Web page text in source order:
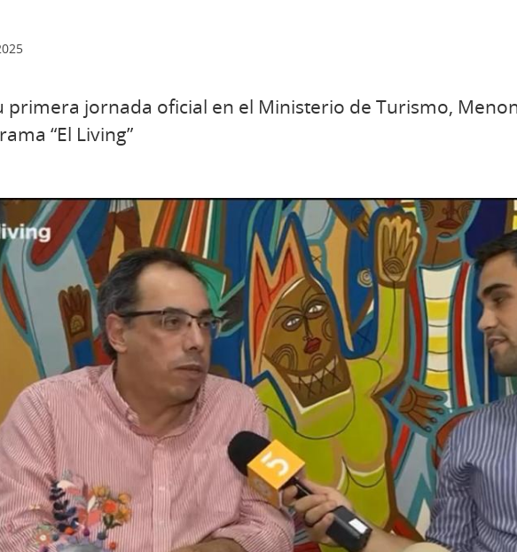
primera jornada oficial en el Ministerio de Turismo,
“El Living”